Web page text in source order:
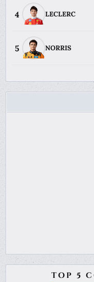
4 LECLERC
5 NORRIS
TOP 5